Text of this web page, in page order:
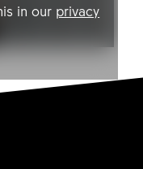
in our privacy